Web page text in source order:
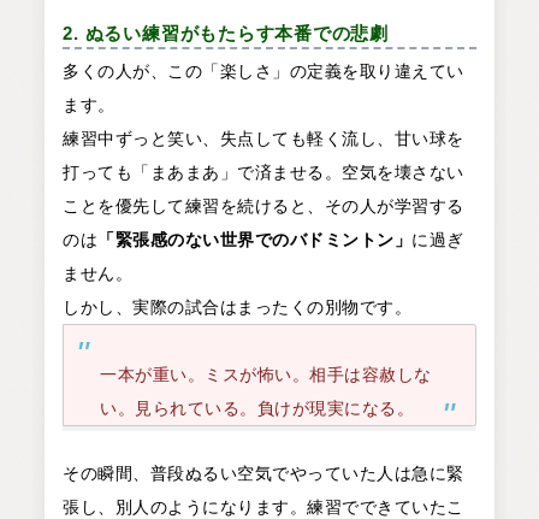
2. ぬるい練習がもたらす本番での悲劇
多くの人が、この「楽しさ」の定義を取り違えてい
ます。
練習中ずっと笑い、失点しても軽く流し、甘い球を
打っても「まあまあ」で済ませる。空気を壊さない
ことを優先して練習を続けると、その人が学習する
のは 「緊張感のない世界でのバドミントン」 に過ぎ
ません。
しかし、実際の試合はまったくの別物です。
一本が重い。ミスが怖い。相手は容赦しな
い。見られている。負けが現実になる。
その瞬間、普段ぬるい空気でやっていた人は急に緊
張し、別人のようになります。練習でできていたこ